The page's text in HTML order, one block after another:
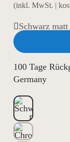
(inkl. MwSt. |
Schwarz matt
100 Tage
Germany